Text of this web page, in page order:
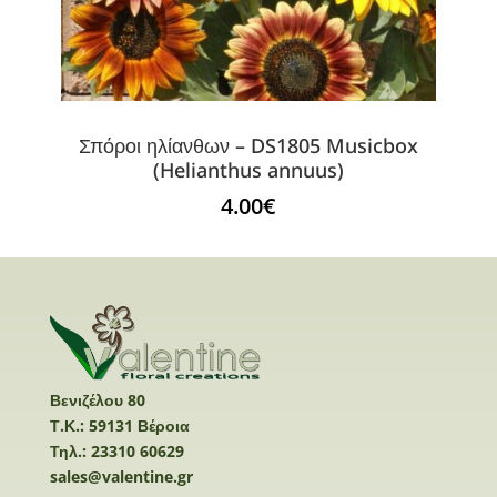
Σπόροι ηλίανθων – DS1805 Musicbox
(Helianthus annuus)
4.00€
Βενιζέλου 80
Τ.Κ.: 59131 Βέροια
Τηλ.: 23310 60629
sales@valentine.gr